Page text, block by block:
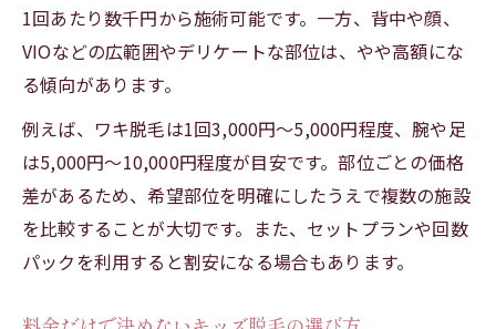
1回あたり数千円から施術可能です。一方、背中や顔、
VIOなどの広範囲やデリケートな部位は、やや高額にな
る傾向があります。
例えば、ワキ脱毛は1回3,000円〜5,000円程度、腕や足
は5,000円〜10,000円程度が目安です。部位ごとの価格
差があるため、希望部位を明確にしたうえで複数の施設
を比較することが大切です。また、セットプランや回数
パックを利用すると割安になる場合もあります。